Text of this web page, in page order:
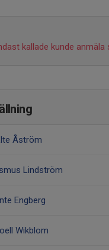
kallade kunde
Åström
Lindström
Engberg
Wikblom